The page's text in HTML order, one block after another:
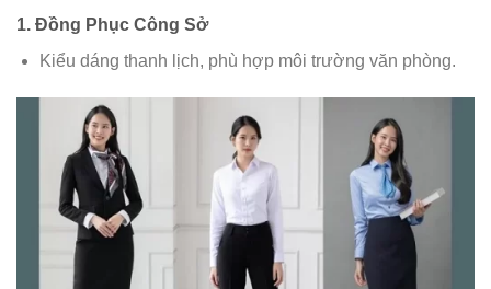
1. Đồng Phục Công Sở
Kiểu dáng thanh lịch, phù hợp môi trường văn phòng.